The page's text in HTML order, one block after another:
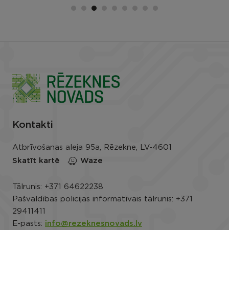
Kontakti
Atbrīvošanas aleja 95a, Rēzekne, LV-4601
Skatīt kartē
Waze
Tālrunis: +371 64622238
Pašvaldības policijas informatīvais tālrunis: +371
29411411
E-pasts: info@rezeknesnovads.lv